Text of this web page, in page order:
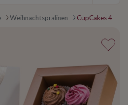
Weihnachtspralinen CupCakes 4